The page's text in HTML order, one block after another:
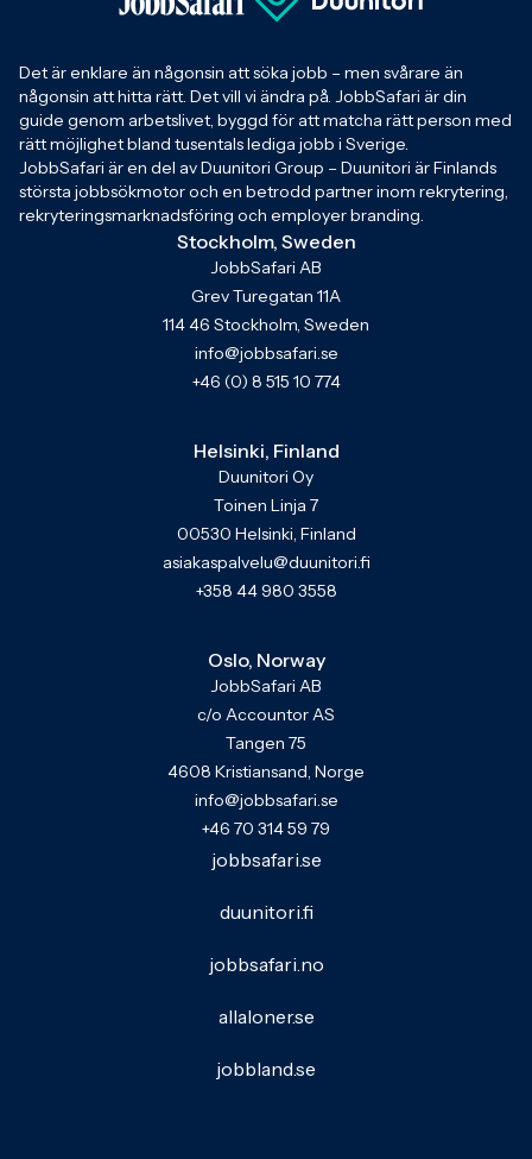
Det är enklare än någonsin att söka jobb – men svårare än
någonsin att hitta rätt. Det vill vi ändra på. JobbSafari är din
guide genom arbetslivet, byggd för att matcha rätt person med
rätt möjlighet bland tusentals lediga jobb i Sverige.
JobbSafari är en del av Duunitori Group – Duunitori är Finlands
största jobbsökmotor och en betrodd partner inom rekrytering,
rekryteringsmarknadsföring och employer branding.
Stockholm, Sweden
JobbSafari AB
Grev Turegatan 11A
114 46 Stockholm, Sweden
info@jobbsafari.se
+46 (0) 8 515 10 774
Helsinki, Finland
Duunitori Oy
Toinen Linja 7
00530 Helsinki, Finland
asiakaspalvelu@duunitori.fi
+358 44 980 3558
Oslo, Norway
JobbSafari AB
c/o Accountor AS
Tangen 75
4608 Kristiansand, Norge
info@jobbsafari.se
+46 70 314 59 79
jobbsafari.se
duunitori.fi
jobbsafari.no
allaloner.se
jobbland.se